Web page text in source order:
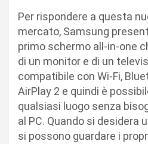
Per rispondere a questa
mercato, Samsung
primo schermo all-in-one
di un monitor e di un
compatibile con Wi-Fi,
AirPlay 2 e quindi è
qualsiasi luogo senza
al PC. Quando si desidera
si possono guardare i